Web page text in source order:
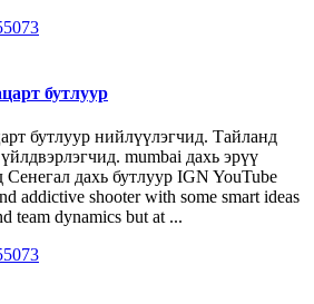
бутлуур
бутлуур нийлүүлэгчид. Тайланд
mumbai дахь эрүү
Сенегал дахь бутлуур IGN YouTube
addictive shooter with some smart ideas
team dynamics but at ...